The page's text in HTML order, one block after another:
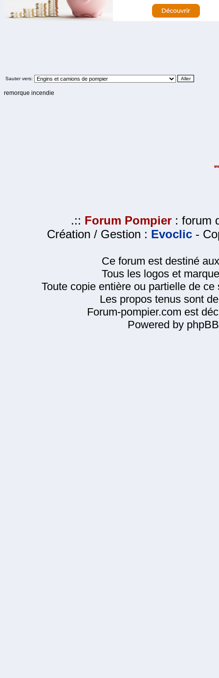
Sauter vers:
remorque incendie
.:: Forum Pompier : forum
Création / Gestion : Evoclic -
Ce forum est destiné
Tous les logos et
Toute copie entière ou partielle de
Les propos tenus sont
Forum-pompier.com est
Powered by